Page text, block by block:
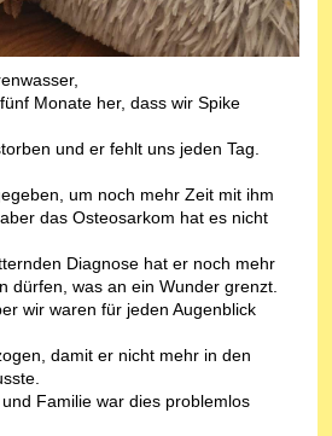
Monate her, dass wir Spike
und er fehlt uns jeden Tag.
um noch mehr Zeit mit ihm
das Osteosarkom hat es nicht
Diagnose hat er noch mehr
dürfen, was an ein Wunder grenzt.
wir waren für jeden Augenblick
damit er nicht mehr in den
Familie war dies problemlos